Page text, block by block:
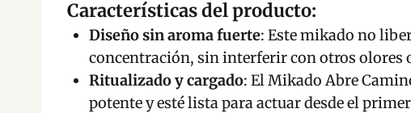
Características del producto:
Diseño sin aroma fuerte: Este mikado no
concentración, sin interferir con otros olores
Ritualizado y cargado: El Mikado Abre
potente y esté lista para actuar desde el